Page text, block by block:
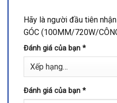
Hãy là người đầu tiên
GÓC (100MM/720W/
Đánh giá của bạn *
Đánh giá của bạn *